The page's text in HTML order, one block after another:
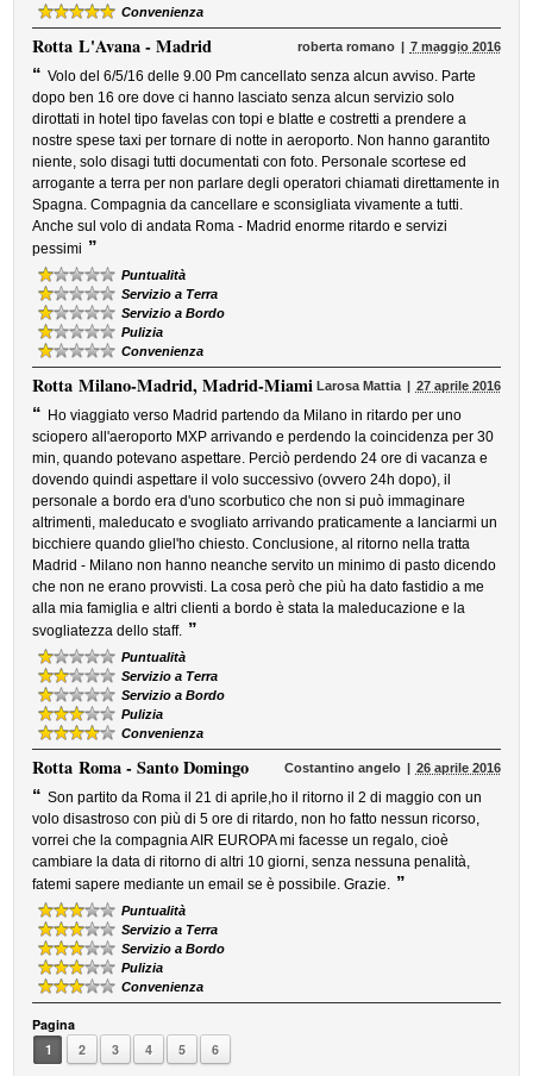
Convenienza
RottaL'Avana - Madrid roberta romano 7 maggio 2016
“ Volo del 6/5/16 delle 9.00 Pm cancellato senza alcun avviso. Parte
dopo ben 16 ore dove ci hanno lasciato senza alcun servizio solo
dirottati in hotel tipo favelas con topi e blatte e costretti a prendere a
nostre spese taxi per tornare di notte in aeroporto. Non hanno garantito
niente, solo disagi tutti documentati con foto. Personale scortese ed
arrogante a terra per non parlare degli operatori chiamati direttamente in
Spagna. Compagnia da cancellare e sconsigliata vivamente a tutti.
Anche sul volo di andata Roma - Madrid enorme ritardo e servizi
pessimi ”
Puntualità
Servizio a Terra
Servizio a Bordo
Pulizia
Convenienza
RottaMilano-Madrid, Madrid-Miami Larosa Mattia 27 aprile 2016
“ Ho viaggiato verso Madrid partendo da Milano in ritardo per uno
sciopero all'aeroporto MXP arrivando e perdendo la coincidenza per 30
min, quando potevano aspettare. Perciò perdendo 24 ore di vacanza e
dovendo quindi aspettare il volo successivo (ovvero 24h dopo), il
personale a bordo era d'uno scorbutico che non si può immaginare
altrimenti, maleducato e svogliato arrivando praticamente a lanciarmi un
bicchiere quando gliel'ho chiesto. Conclusione, al ritorno nella tratta
Madrid - Milano non hanno neanche servito un minimo di pasto dicendo
che non ne erano provvisti. La cosa però che più ha dato fastidio a me
alla mia famiglia e altri clienti a bordo è stata la maleducazione e la
svogliatezza dello staff. ”
Puntualità
Servizio a Terra
Servizio a Bordo
Pulizia
Convenienza
RottaRoma - Santo Domingo Costantino angelo 26 aprile 2016
“ Son partito da Roma il 21 di aprile,ho il ritorno il 2 di maggio con un
volo disastroso con più di 5 ore di ritardo, non ho fatto nessun ricorso,
vorrei che la compagnia AIR EUROPA mi facesse un regalo, cioè
cambiare la data di ritorno di altri 10 giorni, senza nessuna penalità,
fatemi sapere mediante un email se è possibile. Grazie. ”
Puntualità
Servizio a Terra
Servizio a Bordo
Pulizia
Convenienza
Pagina
1
2 3 4 5 6